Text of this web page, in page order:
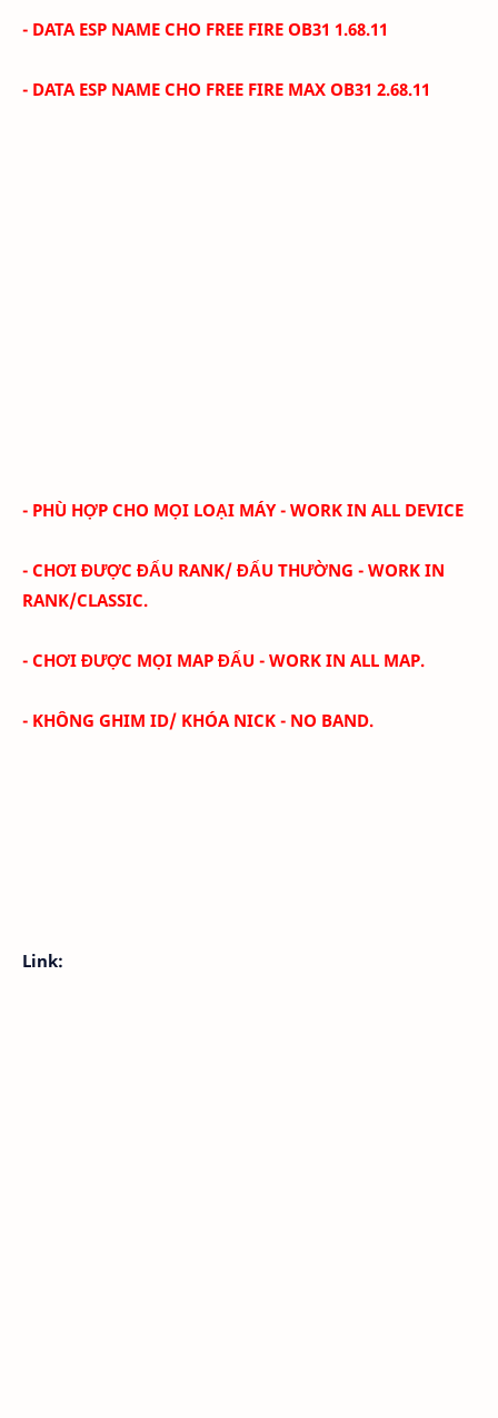
- DATA ESP NAME CHO FREE FIRE OB31 1.68.11
- DATA ESP NAME CHO FREE FIRE MAX OB31 2.68.11
- PHÙ HỢP CHO MỌI LOẠI MÁY - WORK IN ALL DEVICE
- CHƠI ĐƯỢC ĐẤU RANK/ ĐẤU THƯỜNG - WORK IN
RANK/CLASSIC.
- CHƠI ĐƯỢC MỌI MAP ĐẤU - WORK IN ALL MAP.
- KHÔNG GHIM ID/ KHÓA NICK - NO BAND.
Link: